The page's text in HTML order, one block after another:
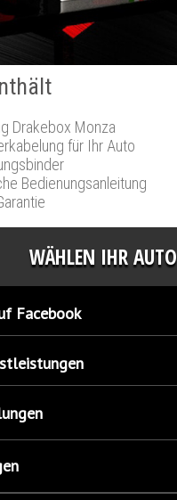
Drakebox Monza
für Ihr Auto
Bedienungsanleitung
WÄHLEN IHR AUTO
Facebook